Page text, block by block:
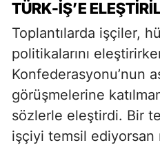
TÜRK-İŞ’E
Toplantılarda işçiler,
politikalarını
Konfederasyonu’nun
görüşmelerine
sözlerle eleştirdi. Bir
işçiyi temsil